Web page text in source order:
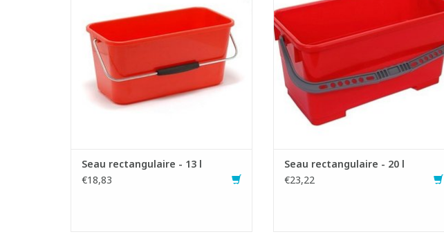
- Capacité seau : 13 litres
- Equipé d'une anse métallique
- Idéal pour le lavage de vitres
Seau rectangulaire - 13 l
€18,83
prise pour les doigts.
- Idéal pour le lavage de vitres.
- Pour les mouilleurs jusqu'à maximum 45
- Inclusive 2 sets de crochets.
AJOUTER AU PANIER
Seau rectangulaire - 20 l
€23,22